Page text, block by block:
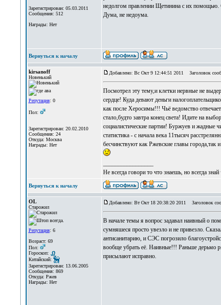
Зарегистрирован: 05.03.2011
Сообщения: 512
Награды: Нет
недолгом правлении Щетинина с их помощью.
Дума, не недоума.
Вернуться к началу
kirsanoff
Новенький
Репутация: 0
Пол:
Зарегистрирован: 20.02.2010
Сообщения: 24
Откуда: Москва
Награды: Нет
Добавлено: Вс Окт 9 12:44:51 2011 Заголовок
Посмотрел эту тему,и клетки нервные не
сердце! Куда девают деньги
как после Херосимы!!! Чьё ведомство
стало,будто завтра конец света! Идите на
социалистические партии! Буржуев и жадные
статистика - с начала века 11тысяч
бесчинствуют как Ржевские главы
Не всегда говори то что знаешь, но всегда
Вернуться к началу
OL
Старожил
Репутация: 6
Возраст: 69
Пол:
Гороскоп:
Китайский:
Зарегистрирован: 13.06.2005
Сообщения: 869
Откуда: Ржев
Награды: Нет
Добавлено: Вт Окт 18 20:38:20 2011 Заголовок
В начале темы я вопрос задавал наивный о
сумняшеся просто увезло и не привезло.
антисанитарию, и СЭС погрозило
вообще убрать её. Наивные!!! Раньше дерьмо
присылают исправно.